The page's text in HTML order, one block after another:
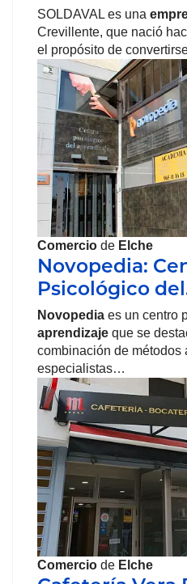
SOLDAVAL es una
Crevillente, que nació
el propósito de
Comercio de Elche
Novopedia:
Psicológico
Novopedia es un centro
aprendizaje que se
combinación de métodos
especialistas…
Comercio de Elche